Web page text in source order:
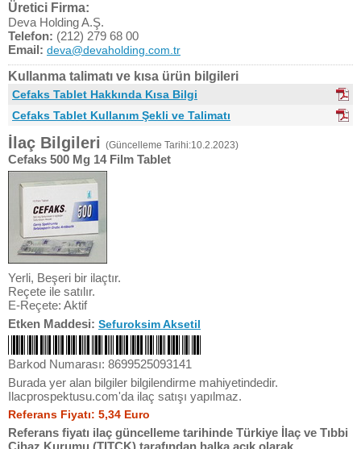
Üretici Firma:
Deva Holding A.Ş.
Telefon: (212) 279 68 00
Email: deva@devaholding.com.tr
Kullanma talimatı ve kısa ürün bilgileri
Cefaks Tablet Hakkında Kısa Bilgi
Cefaks Tablet Kullanım Şekli ve Talimatı
İlaç Bilgileri (Güncelleme Tarihi:10.2.2023)
Cefaks 500 Mg 14 Film Tablet
Yerli, Beşeri bir ilaçtır.
Reçete ile satılır.
E-Reçete: Aktif
Etken Maddesi: Sefuroksim Aksetil
Barkod Numarası: 8699525093141
Burada yer alan bilgiler bilgilendirme mahiyetindedir.
Ilacprospektusu.com'da ilaç satışı yapılmaz.
Referans Fiyatı: 5,34 Euro
Referans fiyatı ilaç güncelleme tarihinde Türkiye İlaç ve Tıbbi
Cihaz Kurumu (TITCK) tarafından halka açık olarak